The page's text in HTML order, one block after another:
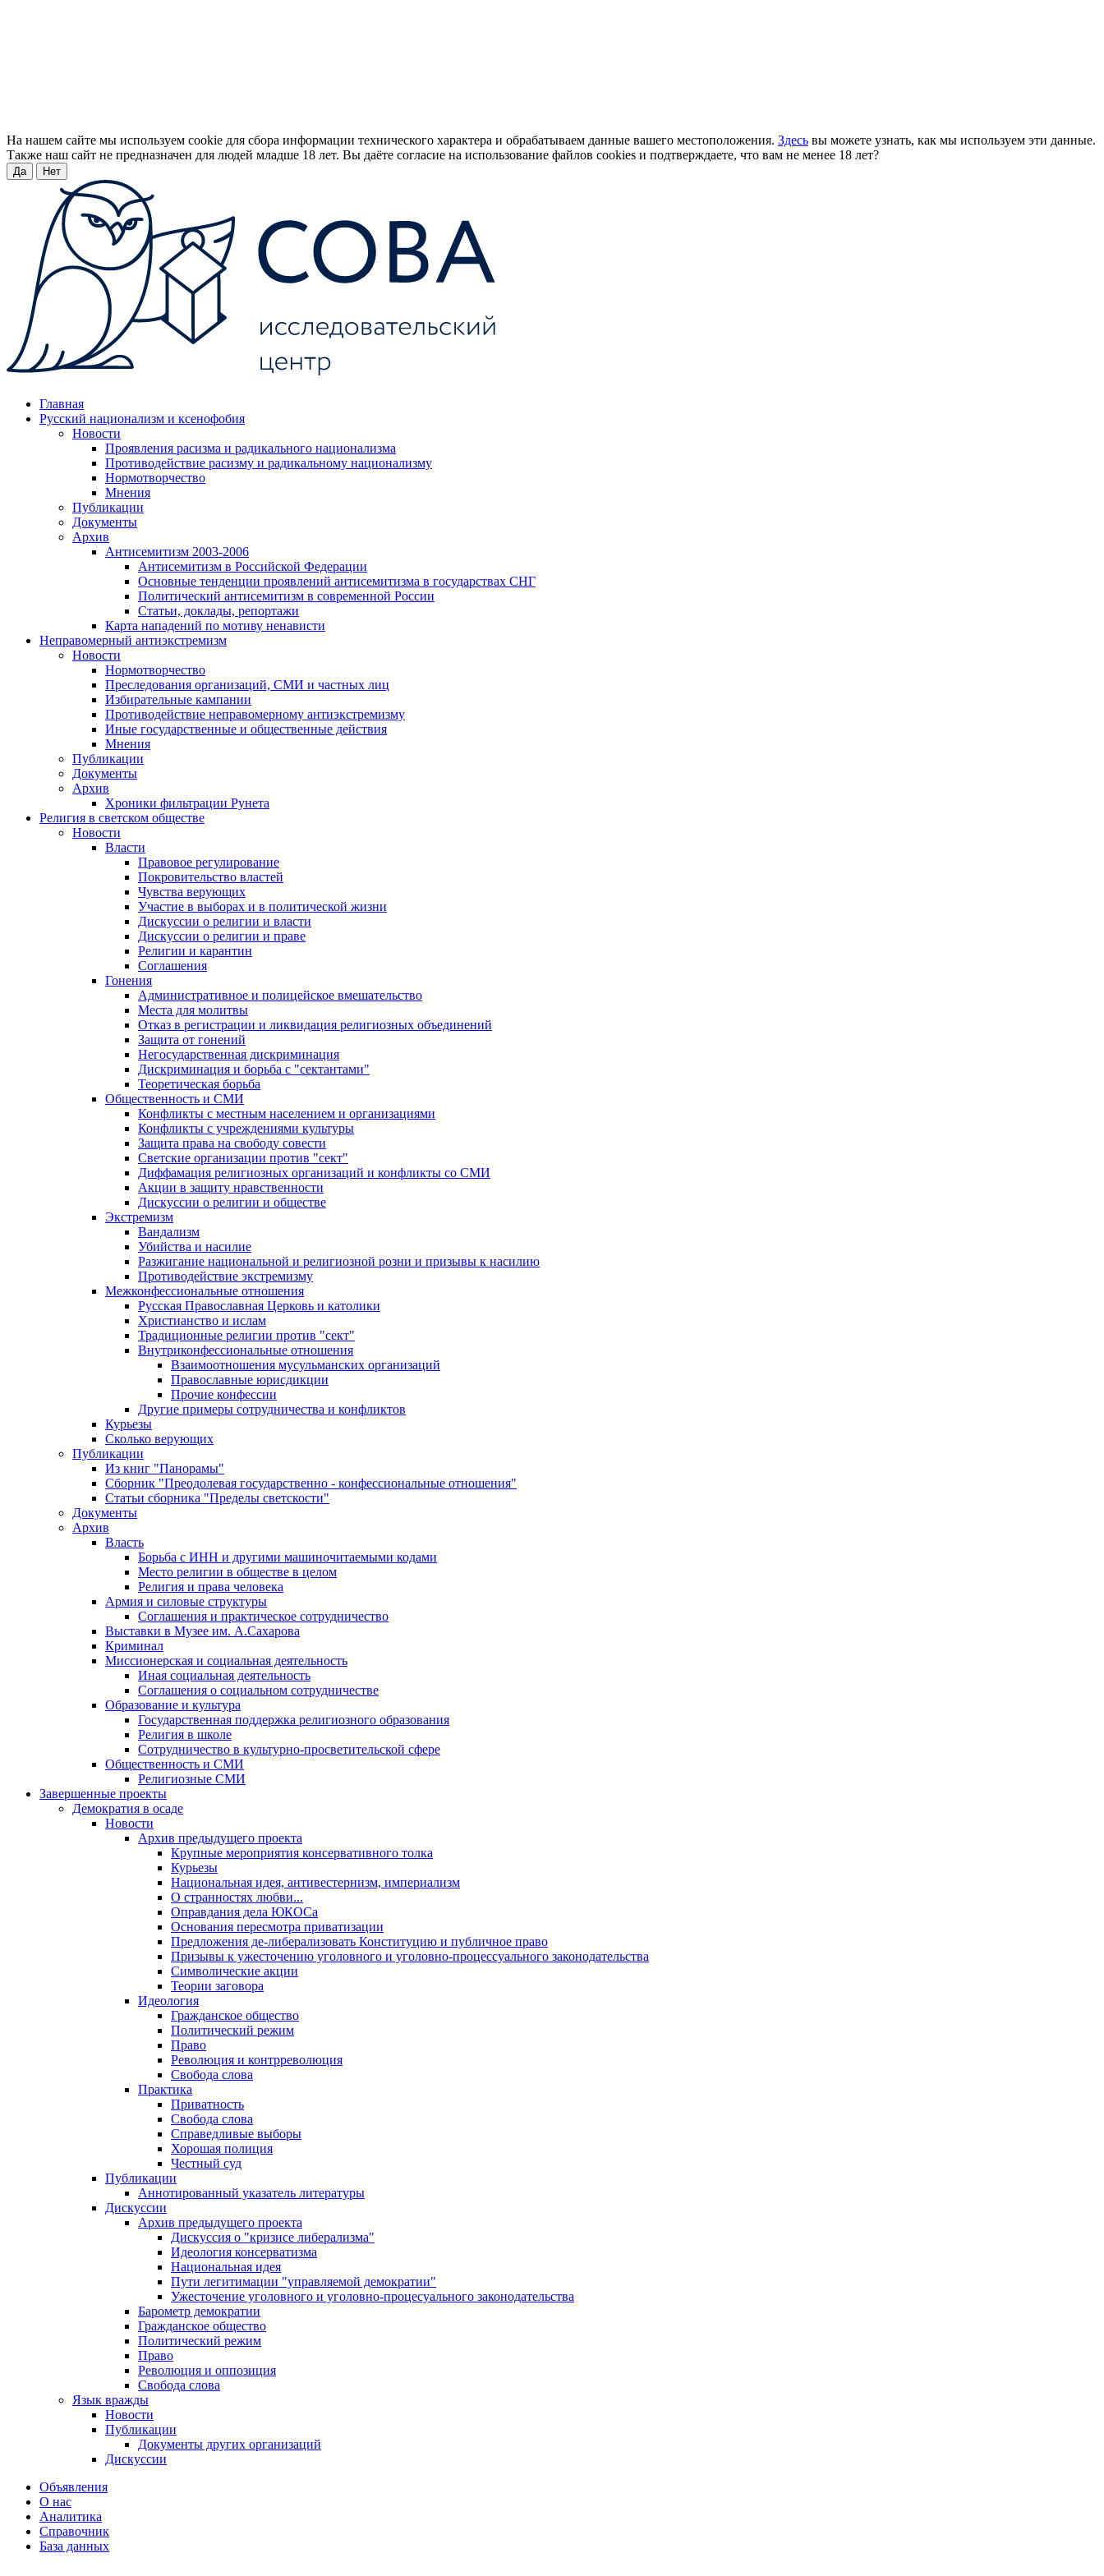
На нашем сайте мы используем cookie для сбора информации технического характера и обрабатываем данные вашего местоположения. Здесь вы можете узнать, как мы используем эти данные.
Также наш сайт не предназначен для людей младше 18 лет. Вы даёте согласие на использование файлов cookies и подтверждаете, что вам не менее 18 лет?
Да Нет
Главная
Русский национализм и ксенофобия
Новости
Проявления расизма и радикального национализма
Противодействие расизму и радикальному национализму
Нормотворчество
Мнения
Публикации
Документы
Архив
Антисемитизм 2003-2006
Антисемитизм в Российской Федерации
Основные тенденции проявлений антисемитизма в государствах СНГ
Политический антисемитизм в современной России
Статьи, доклады, репортажи
Карта нападений по мотиву ненависти
Неправомерный антиэкстремизм
Новости
Нормотворчество
Преследования организаций, СМИ и частных лиц
Избирательные кампании
Противодействие неправомерному антиэкстремизму
Иные государственные и общественные действия
Мнения
Публикации
Документы
Архив
Хроники фильтрации Рунета
Религия в светском обществе
Новости
Власти
Правовое регулирование
Покровительство властей
Чувства верующих
Участие в выборах и в политической жизни
Дискуссии о религии и власти
Дискуссии о религии и праве
Религии и карантин
Соглашения
Гонения
Административное и полицейское вмешательство
Места для молитвы
Отказ в регистрации и ликвидация религиозных объединений
Защита от гонений
Негосударственная дискриминация
Дискриминация и борьба с "сектантами"
Теоретическая борьба
Общественность и СМИ
Конфликты с местным населением и организациями
Конфликты с учреждениями культуры
Защита права на свободу совести
Светские организации против "сект"
Диффамация религиозных организаций и конфликты со СМИ
Акции в защиту нравственности
Дискуссии о религии и обществе
Экстремизм
Вандализм
Убийства и насилие
Разжигание национальной и религиозной розни и призывы к насилию
Противодействие экстремизму
Межконфессиональные отношения
Русская Православная Церковь и католики
Христианство и ислам
Традиционные религии против "сект"
Внутриконфессиональные отношения
Взаимоотношения мусульманских организаций
Православные юрисдикции
Прочие конфессии
Другие примеры сотрудничества и конфликтов
Курьезы
Сколько верующих
Публикации
Из книг "Панорамы"
Сборник "Преодолевая государственно - конфессиональные отношения"
Статьи сборника "Пределы светскости"
Документы
Архив
Власть
Борьба с ИНН и другими машиночитаемыми кодами
Место религии в обществе в целом
Религия и права человека
Армия и силовые структуры
Соглашения и практическое сотрудничество
Выставки в Музее им. А.Сахарова
Криминал
Миссионерская и социальная деятельность
Иная социальная деятельность
Соглашения о социальном сотрудничестве
Образование и культура
Государственная поддержка религиозного образования
Религия в школе
Сотрудничество в культурно-просветительской сфере
Общественность и СМИ
Религиозные СМИ
Завершенные проекты
Демократия в осаде
Новости
Архив предыдущего проекта
Крупные мероприятия консервативного толка
Курьезы
Национальная идея, антивестернизм, империализм
О странностях любви...
Оправдания дела ЮКОСа
Основания пересмотра приватизации
Предложения де-либерализовать Конституцию и публичное право
Призывы к ужесточению уголовного и уголовно-процессуального законодательства
Символические акции
Теории заговора
Идеология
Гражданское общество
Политический режим
Право
Революция и контрреволюция
Свобода слова
Практика
Приватность
Свобода слова
Справедливые выборы
Хорошая полиция
Честный суд
Публикации
Аннотированный указатель литературы
Дискуссии
Архив предыдущего проекта
Дискуссия о "кризисе либерализма"
Идеология консерватизма
Национальная идея
Пути легитимации "управляемой демократии"
Ужесточение уголовного и уголовно-процесуального законодательства
Барометр демократии
Гражданское общество
Политический режим
Право
Революция и оппозиция
Свобода слова
Язык вражды
Новости
Публикации
Документы других организаций
Дискуссии
Объявления
О нас
Аналитика
Справочник
База данных